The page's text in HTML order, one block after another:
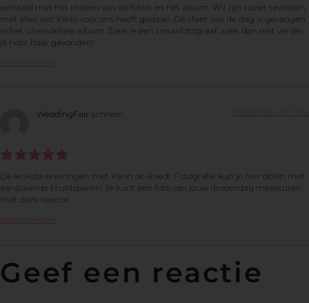
vertaald met het maken van de foto’s en het album. Wij zijn super tevreden
met alles wat Karin voor ons heeft gedaan. De sfeer van de dag is gevangen
in het uiteindelijke album. Zoek je een trouwfotograaf, zoek dan niet verder,
je hebt haar gevonden!
Beantwoorden
WeddingFair schreef:
De leukste ervaringen met Karin de Raedt Fotografie kun je hier delen met
aanstaande bruidsparen! Je kunt een foto van jouw droomdag meesturen
met deze reactie.
Beantwoorden
Geef een reactie